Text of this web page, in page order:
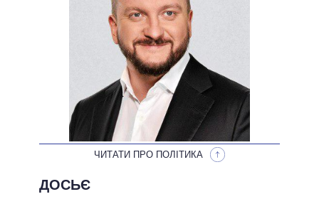
ОБІЦЯНКИ У ПРОЦЕСІ
ВСІ ОБІЦЯНКИ
АРХІВНІ ОБІЦЯНКИ
ЧИТАТИ ПРО ПОЛІТИКА
ДОСЬЄ